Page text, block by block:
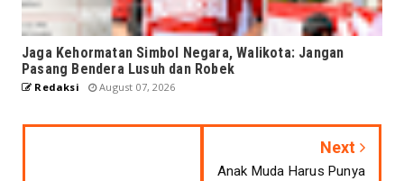
Jaga Kehormatan Simbol Negara, Walikota: Jangan
Pasang Bendera Lusuh dan Robek
Redaksi August 07, 2026
Next
Anak Muda Harus Punya